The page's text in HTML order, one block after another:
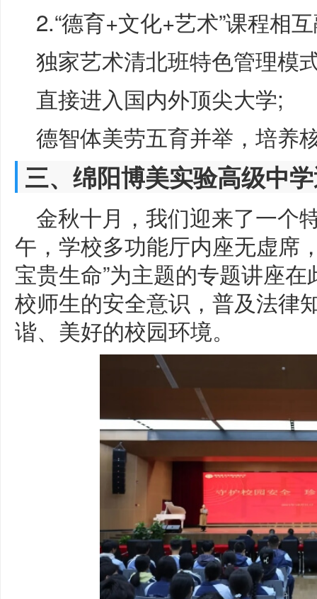
2.“德育+文化+艺术”课程相
独家艺术清北班特色管理模
直接进入国内外顶尖大学;
德智体美劳五育并举，培养
三、绵阳博美实验高级中
金秋十月，我们迎来了一
午，学校多功能厅内座无虚席
宝贵生命”为主题的专题讲座
校师生的安全意识，普及法律
谐、美好的校园环境。